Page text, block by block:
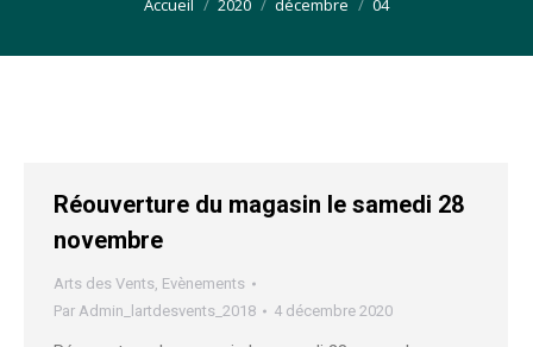
Accueil 2020 décembre 04
Réouverture du magasin le samedi 28
novembre
Arts des Vents, Evènements
Par Admin_lartdesvents_2018 4 décembre 2020